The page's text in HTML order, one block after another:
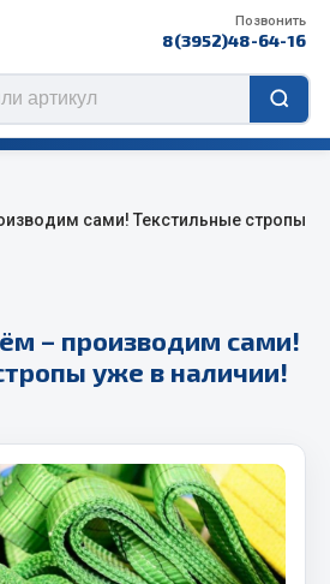
Позвонить
8(3952)48-64-16
колеса BOHU
подогреватели
сами! Текстильные стропы
– производим сами!
уже в наличии!